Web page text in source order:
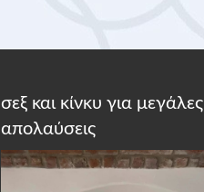
σεξ και κίνκυ για μεγάλες
απολαύσεις